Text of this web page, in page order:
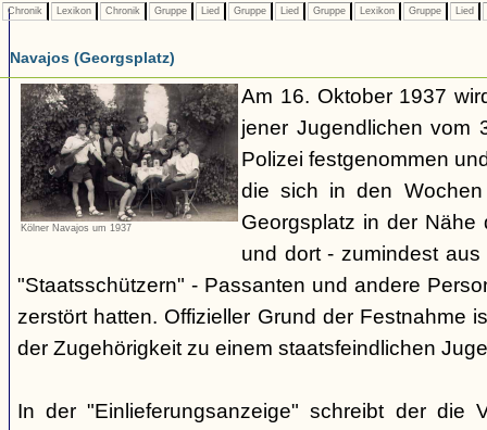
Chronik Lexikon Chronik Gruppe Lied Gruppe Lied Gruppe Lexikon Gruppe Lied
Navajos (Georgsplatz)
Kölner Navajos um 1937
Am 16. Oktober 1937
jener Jugendlichen vom
Polizei festgenommen
die sich in den
Georgsplatz in der Nähe
und dort - zumindest
"Staatsschützern" - Passanten und andere
zerstört hatten. Offizieller Grund der Festnahme
der Zugehörigkeit zu einem staatsfeindlichen
In der "Einlieferungsanzeige" schreibt der die